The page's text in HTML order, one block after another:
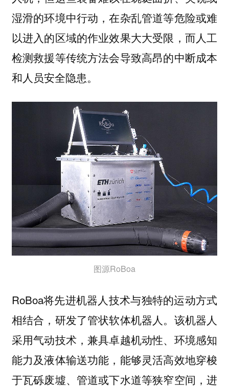
湿滑的环境中行动，在杂乱管道等危险或难
以进入的区域的作业效果大大受限，而人工
检测救援等传统方法会导致高昂的中断成本
和人员安全隐患。
图源RoBoa
RoBoa将先进机器人技术与独特的运动方式
相结合，研发了管状软体机器人。该机器人
采用气动技术，兼具卓越机动性、环境感知
能力及液体输送功能，能够灵活高效地穿梭
于瓦砾废墟、管道或下水道等狭窄空间，进